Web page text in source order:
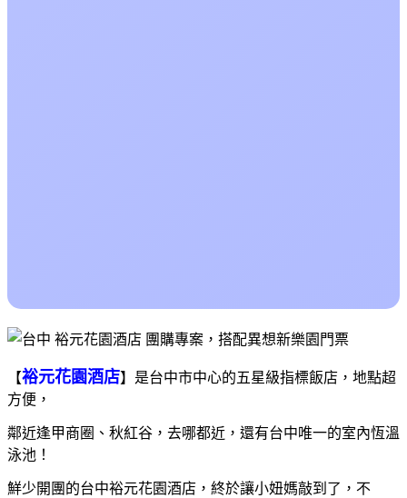
【裕元花園酒店】 是台中市中心的五星級指標飯店，地點超
方便，
鄰近逢甲商圈、秋紅谷，去哪都近，還有台中唯一的室內恆溫
泳池！
鮮少開團的台中裕元花園酒店，終於讓小妞媽敲到了，不